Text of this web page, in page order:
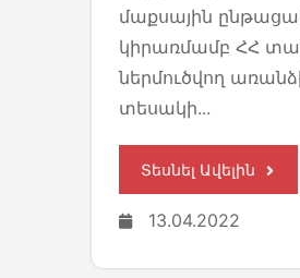
մաքսային
կիրառմամբ ՀՀ
ներմուծվող
տեսակի...
Տեսնել Ավելին
13.04.2022